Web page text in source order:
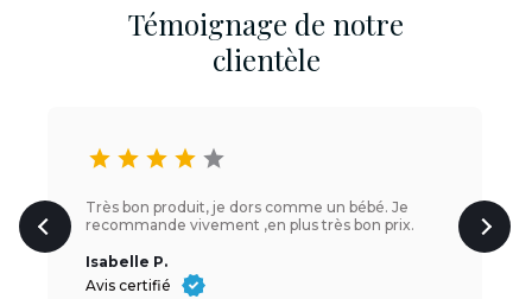
Témoignage de notre
clientèle
star star star star star
Très bon produit, je dors comme un bébé. Je
recommande vivement ,en plus très bon prix.
Isabelle P.
Avis certifié